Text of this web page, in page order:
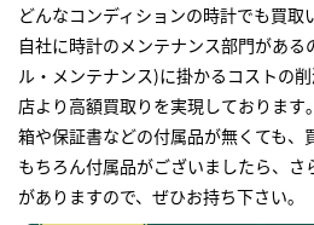
どんなコンディションの時計でも買取
自社に時計のメンテナンス部門がある
ル・メンテナンス)に掛かるコストの
店より高額買取りを実現しております｡
箱や保証書などの付属品が無くても、
もちろん付属品がございましたら、
がありますので、ぜひお持ち下さい｡